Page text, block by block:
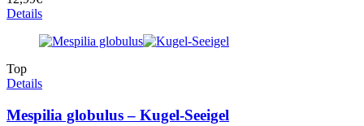
Details
Top
Details
Mespilia globulus – Kugel-Seeigel